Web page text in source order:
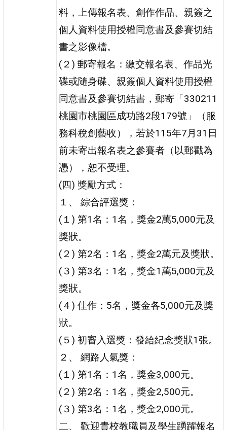
料，上傳報名表、創作作品、親簽之
個人資料使用授權同意書及參賽切結
書之影像檔。
(２) 郵寄報名：繳交報名表、作品光
碟或隨身碟、親簽個人資料使用授權
同意書及參賽切結書，郵寄「330211
桃園市桃園區成功路2段179號」（服
務科稅創藝收），若於115年7月31日
前未寄出報名表之參賽者（以郵戳為
憑），恕不受理。
(四) 獎勵方式：
１、 綜合評選獎：
(１) 第1名：1名，獎金2萬5,000元及
獎狀。
(２) 第2名：1名，獎金2萬元及獎狀。
(３) 第3名：1名，獎金1萬5,000元及
獎狀。
(４) 佳作：5名，獎金各5,000元及獎
狀。
(５) 初審入選獎：發給紀念獎狀1張。
２、 網路人氣獎：
(１) 第1名：1名，獎金3,000元。
(２) 第2名：1名，獎金2,500元。
(３) 第3名：1名，獎金2,000元。
二、 歡迎貴校教職員及學生踴躍報名